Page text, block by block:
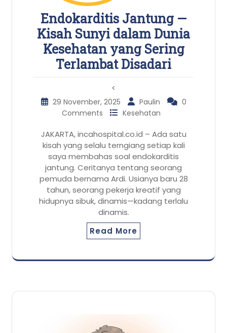
Endokarditis Jantung —
Kisah Sunyi dalam Dunia
Kesehatan yang Sering
Terlambat Disadari
<
29 November, 2025 Paulin
0
Comments
Kesehatan
JAKARTA, incahospital.co.id – Ada satu
kisah yang selalu terngiang setiap kali
saya membahas soal endokarditis
jantung. Ceritanya tentang seorang
pemuda bernama Ardi. Usianya baru 28
tahun, seorang pekerja kreatif yang
hidupnya sibuk, dinamis—kadang terlalu
dinamis.
Read More